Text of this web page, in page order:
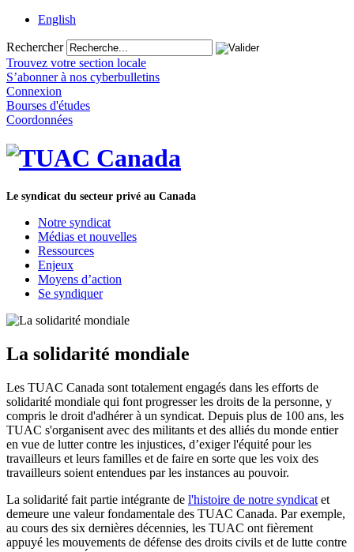
English
Rechercher
Trouvez votre section locale
S’abonner à nos cyberbulletins
Connexion
Bourses d'études
Coordonnées
Le syndicat du secteur privé au Canada
Notre syndicat
Médias et nouvelles
Ressources
Enjeux
Moyens d’action
Se syndiquer
La solidarité mondiale
Les TUAC Canada sont totalement engagés dans les efforts de
solidarité mondiale qui font progresser les droits de la personne, y
compris le droit d'adhérer à un syndicat. Depuis plus de 100 ans, les
TUAC s'organisent avec des militants et des alliés du monde entier
en vue de lutter contre les injustices, d’exiger l'équité pour les
travailleurs et leurs familles et de faire en sorte que les voix des
travailleurs soient entendues par les instances au pouvoir.
La solidarité fait partie intégrante de l'histoire de notre syndicat et
demeure une valeur fondamentale des TUAC Canada. Par exemple,
au cours des six dernières décennies, les TUAC ont fièrement
appuyé les mouvements de défense des droits civils et de lutte contre